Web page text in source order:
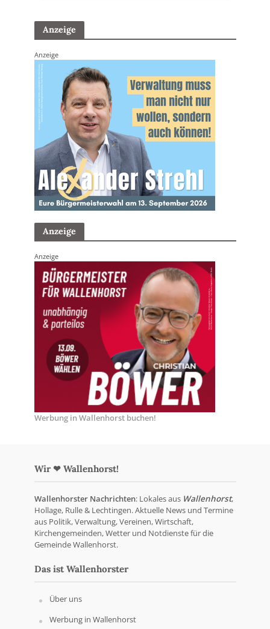
Anzeige
Anzeige
Anzeige
Anzeige
Werbung in Wallenhorst buchen!
Wir ❤ Wallenhorst!
Wallenhorster Nachrichten: Lokales aus Wallenhorst,
Hollage, Rulle & Lechtingen. Aktuelle News und Termine
aus Politik, Verwaltung, Vereinen, Wirtschaft,
Kirchengemeinden, Wetter und Notdienste für die
Gemeinde Wallenhorst.
Das ist Wallenhorster
Über uns
Werbung in Wallenhorst